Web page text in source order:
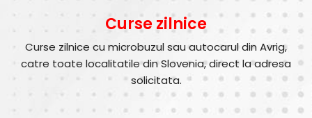
Curse zilnice
Curse zilnice cu microbuzul sau autocarul din Avrig,
catre toate localitatile din Slovenia, direct la adresa
solicitata.